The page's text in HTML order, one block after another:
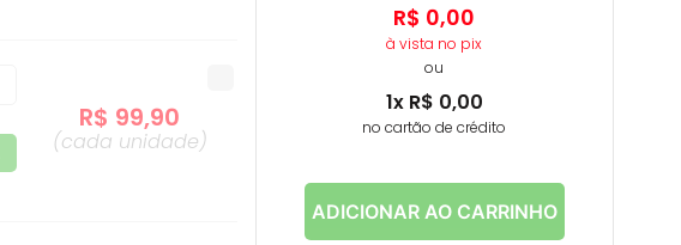
R$ 99,90
(cada unidade)
R$ 0,00
à vista no pix
ou
1x R$ 0,00
no cartão de crédito
ADICIONAR AO CARRINHO